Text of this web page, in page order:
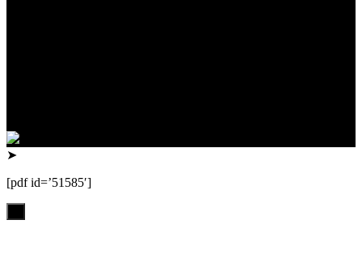
➤
[pdf id=’51585′]